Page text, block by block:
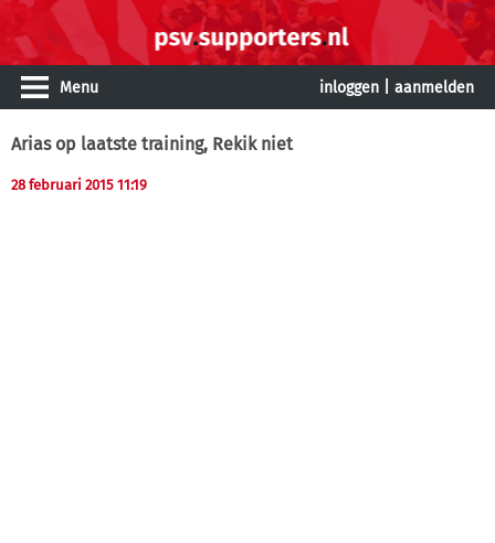
Menu inloggen aanmelden
Arias op laatste training, Rekik niet
28 februari 2015 11:19